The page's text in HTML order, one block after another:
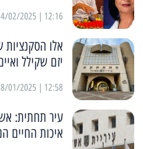
12:16 | 04/02/2025
אלו
יזם שקילל
12:58 | 28/01/2025
עיר תחתית:
איכות החיים